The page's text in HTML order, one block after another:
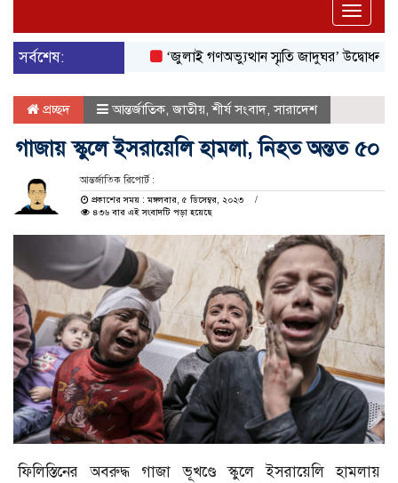
Toggle
সর্বশেষ:
‘জুলাই গণঅভ্যুত্থান স্মৃতি জাদুঘর’ উদ্বোধন করলেন
প্রচ্ছদ আন্তর্জাতিক,জাতীয়,শীর্ষ সংবাদ,সারাদেশ
গাজায় স্কুলে ইসরায়েলি হামলা, নিহত অন্তত ৫০
আন্তর্জাতিক রিপোর্ট :
প্রকাশের সময় : মঙ্গলবার, ৫ ডিসেম্বর, ২০২৩
৪৩৬ বার এই সংবাদটি পড়া হয়েছে
ফিলিস্তিনের অবরুদ্ধ গাজা ভূখণ্ডে স্কুলে ইসরায়েলি হামলায়